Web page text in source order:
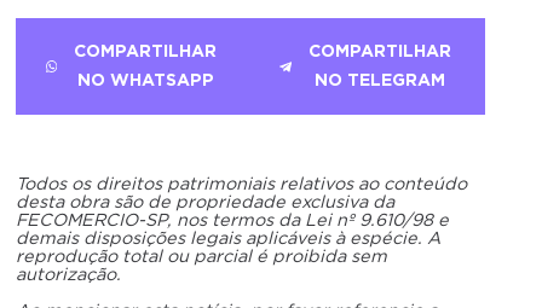
COMPARTILHAR
NO WHATSAPP
COMPARTILHAR
NO TELEGRAM
Todos os direitos patrimoniais relativos ao conteúdo
desta obra são de propriedade exclusiva da
FECOMERCIO-SP, nos termos da Lei nº 9.610/98 e
demais disposições legais aplicáveis à espécie. A
reprodução total ou parcial é proibida sem
autorização.